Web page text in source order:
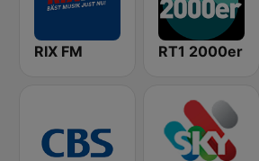
RIX FM RT1 2000er